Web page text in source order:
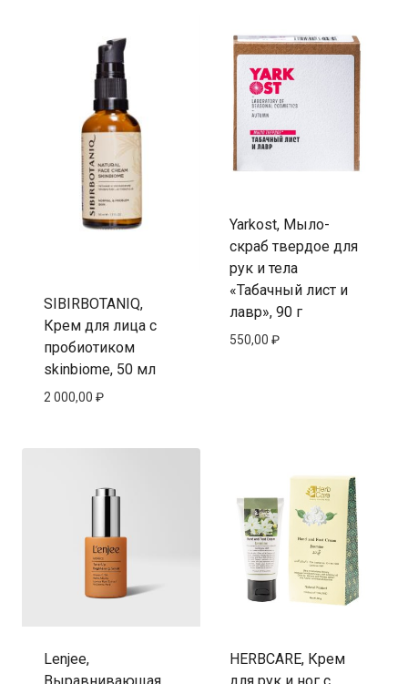
SIBIRBOTANIQ,
Крем для лица с
пробиотиком
skinbiome, 50 мл
2 000,00 ₽
Yarkost, Мыло-
скраб твердое для
рук и тела
«Табачный лист и
лавр», 90 г
550,00 ₽
Lenjee,
HERBCARE, Крем